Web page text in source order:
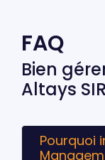
FAQ
Bien
Altays
Pourquoi